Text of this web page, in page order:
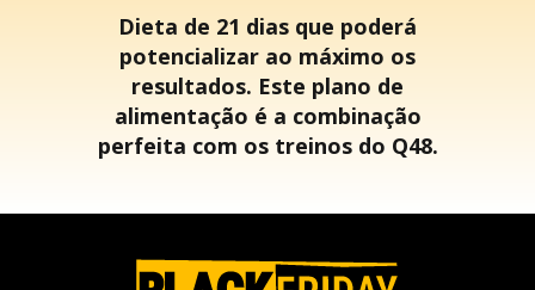
Dieta de 21 dias que poderá
potencializar ao máximo os
resultados. Este plano de
alimentação é a combinação
perfeita com os treinos do Q48.